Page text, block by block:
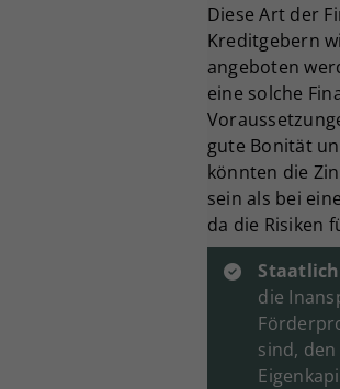
Diese Art der
Kreditgebern
angeboten
eine solche
gute Bonität
könnten die
sein als bei
da die Risiken
die
sind,